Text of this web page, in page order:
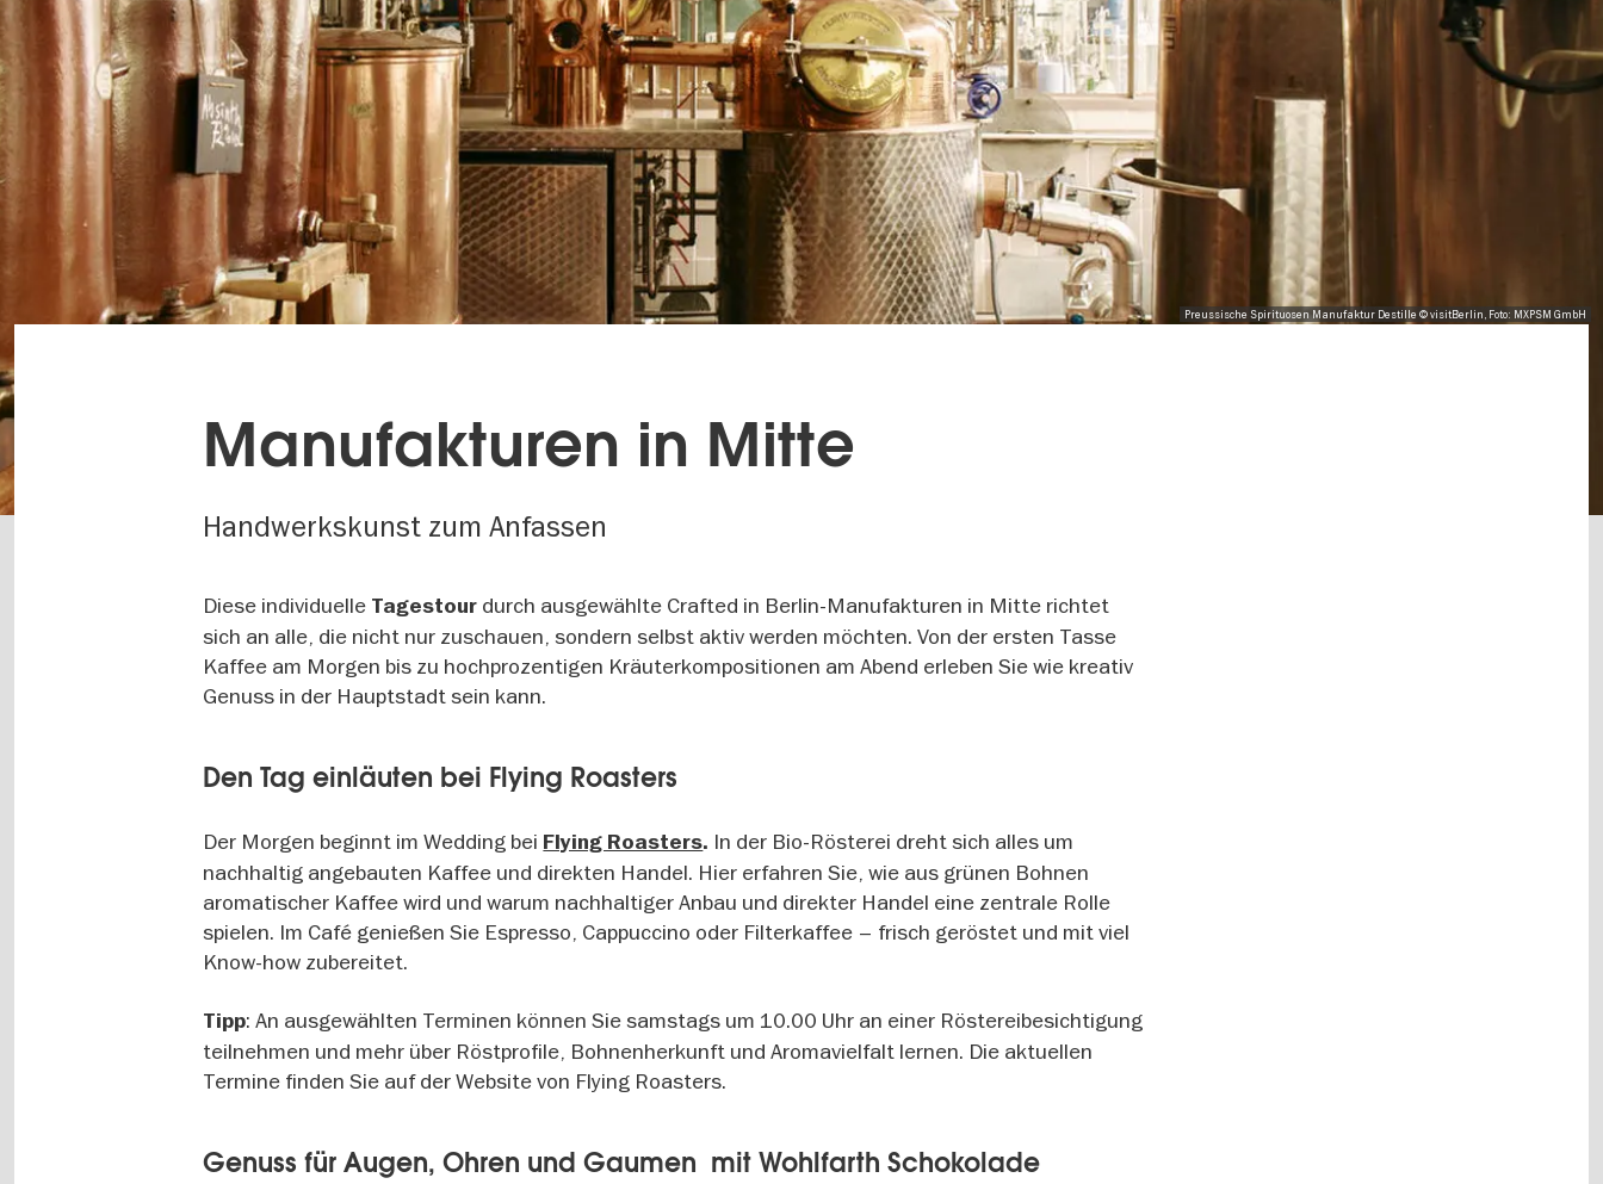
Preussische Spirituosen Manufaktur Destille © visitBerlin, Foto: MXPSM GmbH
Manufakturen in Mitte
Handwerkskunst zum Anfassen
Diese individuelle Tagestour durch ausgewählte Crafted in Berlin-Manufakturen in Mitte richtet
sich an alle, die nicht nur zuschauen, sondern selbst aktiv werden möchten. Von der ersten Tasse
Kaffee am Morgen bis zu hochprozentigen Kräuterkompositionen am Abend erleben Sie wie kreativ
Genuss in der Hauptstadt sein kann.
Den Tag einläuten bei Flying Roasters
Der Morgen beginnt im Wedding bei Flying Roasters. In der Bio-Rösterei dreht sich alles um
nachhaltig angebauten Kaffee und direkten Handel. Hier erfahren Sie, wie aus grünen Bohnen
aromatischer Kaffee wird und warum nachhaltiger Anbau und direkter Handel eine zentrale Rolle
spielen. Im Café genießen Sie Espresso, Cappuccino oder Filterkaffee – frisch geröstet und mit viel
Know-how zubereitet.
Tipp: An ausgewählten Terminen können Sie samstags um 10.00 Uhr an einer Röstereibesichtigung
teilnehmen und mehr über Röstprofile, Bohnenherkunft und Aromavielfalt lernen. Die aktuellen
Termine finden Sie auf der Website von Flying Roasters.
Genuss für Augen, Ohren und Gaumen mit Wohlfarth Schokolade